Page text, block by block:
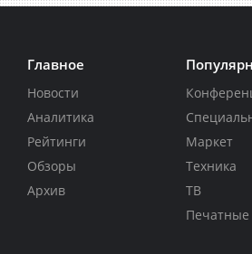
Главное
Новости
Аналитика
Рейтинги
Обзоры
Архив
Маркет
Техника
ТВ
Печатные